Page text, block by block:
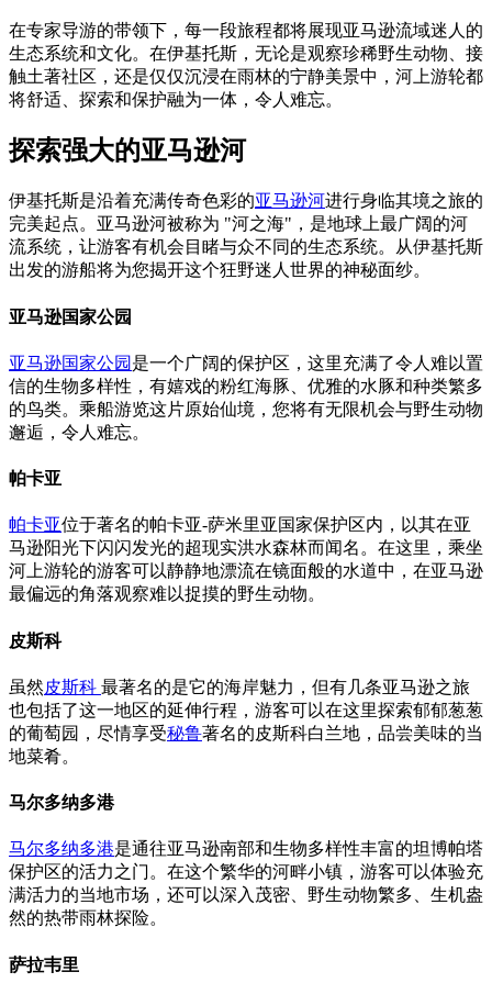
在专家导游的带领下，每一段旅程都将展现亚马逊流域迷人的
生态系统和文化。在伊基托斯，无论是观察珍稀野生动物、接
触土著社区，还是仅仅沉浸在雨林的宁静美景中，河上游轮都
将舒适、探索和保护融为一体，令人难忘。
探索强大的亚马逊河
伊基托斯是沿着充满传奇色彩的亚马逊河进行身临其境之旅的
完美起点。亚马逊河被称为 "河之海"，是地球上最广阔的河
流系统，让游客有机会目睹与众不同的生态系统。从伊基托斯
出发的游船将为您揭开这个狂野迷人世界的神秘面纱。
亚马逊国家公园
亚马逊国家公园 是一个广阔的保护区，这里充满了令人难以置
信的生物多样性，有嬉戏的粉红海豚、优雅的水豚和种类繁多
的鸟类。乘船游览这片原始仙境，您将有无限机会与野生动物
邂逅，令人难忘。
帕卡亚
帕卡亚位于著名的帕卡亚-萨米里亚国家保护区内，以其在亚
马逊阳光下闪闪发光的超现实洪水森林而闻名。在这里，乘坐
河上游轮的游客可以静静地漂流在镜面般的水道中，在亚马逊
最偏远的角落观察难以捉摸的野生动物。
皮斯科
虽然皮斯科 最著名的是它的海岸魅力，但有几条亚马逊之旅
也包括了这一地区的延伸行程，游客可以在这里探索郁郁葱葱
的葡萄园，尽情享受秘鲁著名的皮斯科白兰地，品尝美味的当
地菜肴。
马尔多纳多港
马尔多纳多港是通往亚马逊南部和生物多样性丰富的坦博帕塔
保护区的活力之门。在这个繁华的河畔小镇，游客可以体验充
满活力的当地市场，还可以深入茂密、野生动物繁多、生机盎
然的热带雨林探险。
萨拉韦里